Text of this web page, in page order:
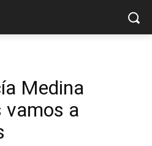
Medina
vamos a